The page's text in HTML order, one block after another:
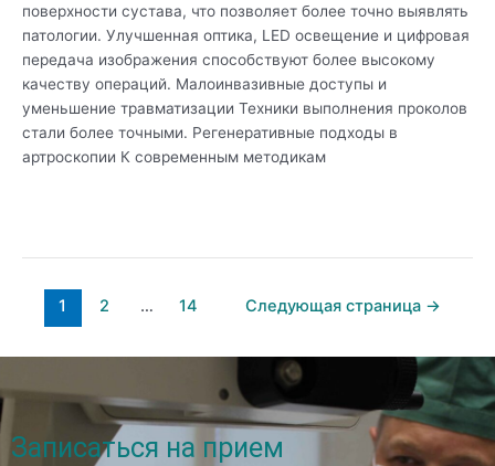
поверхности сустава, что позволяет более точно выявлять
патологии. Улучшенная оптика, LED освещение и цифровая
передача изображения способствуют более высокому
качеству операций. Малоинвазивные доступы и
уменьшение травматизации Техники выполнения проколов
стали более точными. Регенеративные подходы в
артроскопии К современным методикам
1 2 … 14 Следующая страница →
Записаться на прием